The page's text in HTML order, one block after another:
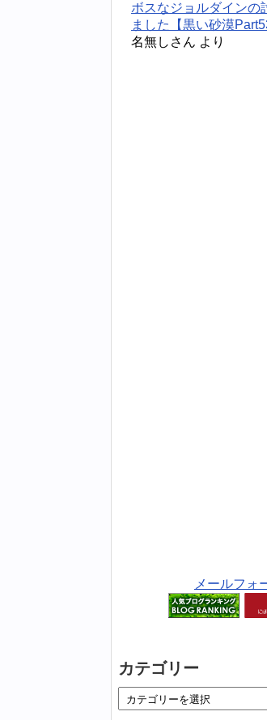
ボスなジョルダインの
ました【黒い砂漠
名無しさん より
メールフォ
カテゴリー